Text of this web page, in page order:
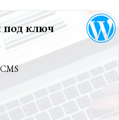
под ключ